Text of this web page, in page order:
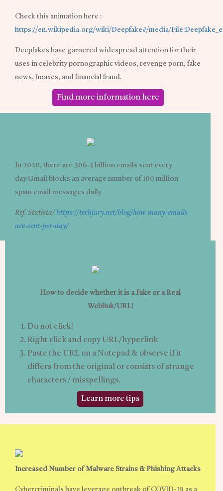
Check this animation here :
https://en.wikipedia.org/wiki/Deepfake#/media/
Deepfakes have garnered widespread attention for their
uses in celebrity pornographic videos, revenge porn, fake
news, hoaxes, and financial fraud.
Find more information here
In 2020, there are 306.4 billion emails sent every
day.Gmail blocks an average number of 100 million
spam email messages daily
Ref. Statista/ https://techjury.net/blog/how-many-emails-
are-sent-per-day/
How to decide whether it is a Fake or a Real
Weblink/URL!
Do not click!
Right click and copy URL/hyperlink
Paste the URL on a Notepad & observe if it
differs from the original or consists of strange
characters / misspellings.
Learn more tips
Increased Number of Malware Strains & Phishing Attacks
Cybercriminals have leverage outbreak of COVID-19 as a